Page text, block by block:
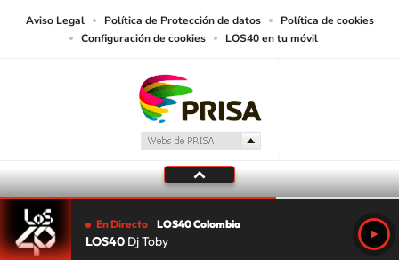
Aviso Legal Política de Protección de datos
Política de cookies
Configuración de cookies
LOS40 en tu móvil
En Directo LOS40 Colombia
LOS40 Dj Toby